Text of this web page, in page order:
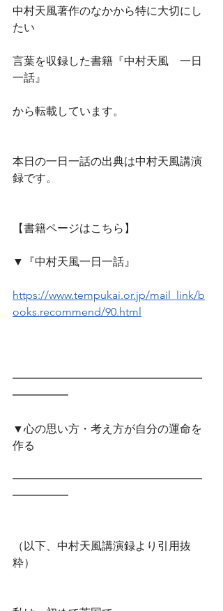
中村天風著作のなかから特に大切にし
たい
言葉を収録した書籍『中村天風　一日
一話』
から転載しています。
本日の一日一話の出典は中村天風講演
録です。
【書籍ページはこちら】
▼『中村天風一日一話』
https://www.tempukai.or.jp/mail_link/b
ooks.recommend/90.html
━━━━━━━━━━━━━━━━━
━━━━━
▼心の思い方・考え方が自分の運命を
作る
━━━━━━━━━━━━━━━━━
━━━━━
（以下、中村天風講演録より引用抜
粋）